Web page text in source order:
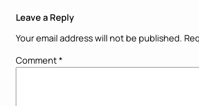
Leave a Reply
Your email address will not be published.
Comment*